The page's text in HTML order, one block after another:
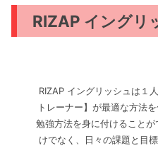
RIZAP イングリ
RIZAP イングリッシュは１
トレーナー】が最適な方法
勉強方法を身に付けること
けでなく、日々の課題と目